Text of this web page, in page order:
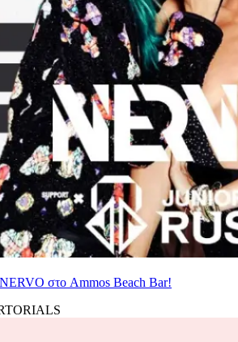
στο Ammos Beach Bar!